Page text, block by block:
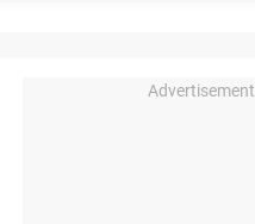
Advertisement